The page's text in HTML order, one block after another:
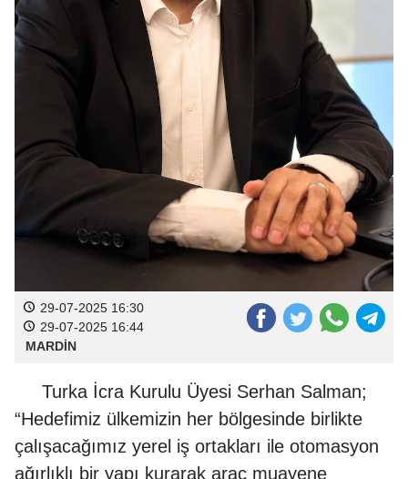
29-07-2025 16:30
29-07-2025 16:44
MARDİN
Turka İcra Kurulu Üyesi Serhan Salman;
“Hedefimiz ülkemizin her bölgesinde birlikte
çalışacağımız yerel iş ortakları ile otomasyon
ağırlıklı bir yapı kurarak araç muayene